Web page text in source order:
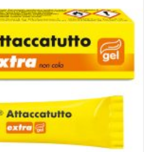
trasparente
-
UHU
quantità